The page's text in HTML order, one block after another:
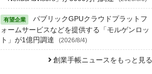
パブリックGPUクラウドプラットフ
ォームサービスなどを提供する「モルゲンロッ
ト」が1億円調達
(2026/8/4)
創業手帳ニュースをもっと見る